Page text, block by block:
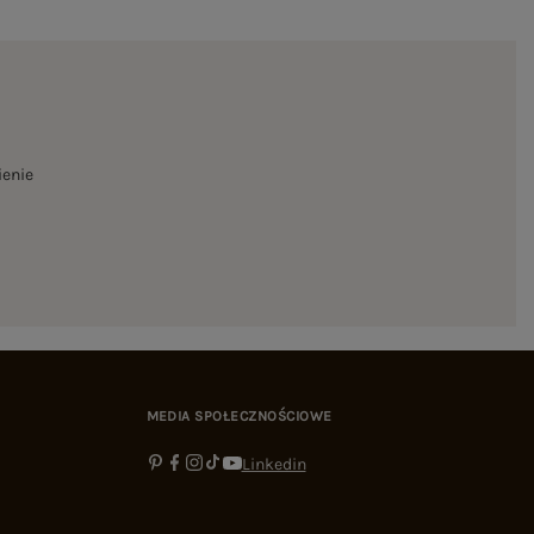
MEDIA SPOŁECZNOŚCIOWE
Linkedin